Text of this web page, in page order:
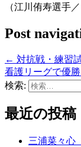
（江川侑寿選手
Post
← 対抗戦・練習
看護リーグで優
検索:
最近の投稿
三浦菜々心